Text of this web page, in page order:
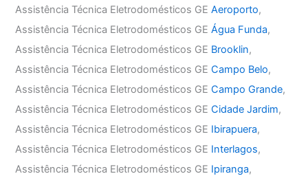
Assistência Técnica Eletrodomésticos GEAeroporto,
Assistência Técnica Eletrodomésticos GEÁgua Funda,
Assistência Técnica Eletrodomésticos GE Brooklin,
Assistência Técnica Eletrodomésticos GECampo Belo,
Assistência Técnica Eletrodomésticos GECampo Grande,
Assistência Técnica Eletrodomésticos GECidade Jardim,
Assistência Técnica Eletrodomésticos GE Ibirapuera,
Assistência Técnica Eletrodomésticos GE Interlagos,
Assistência Técnica Eletrodomésticos GE Ipiranga,